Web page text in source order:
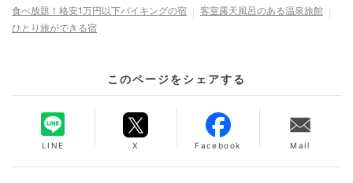
食べ放題！格安1万円以下バイキングの宿
客室露天風呂のある温泉旅館
ひとり旅ができる宿
このページをシェアする
LINE X Facebook Mail